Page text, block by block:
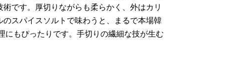
です。厚切りながらも柔らかく、外はカリ
スパイスソルトで味わうと、まるで本場韓
もぴったりです。手切りの繊細な技が生む